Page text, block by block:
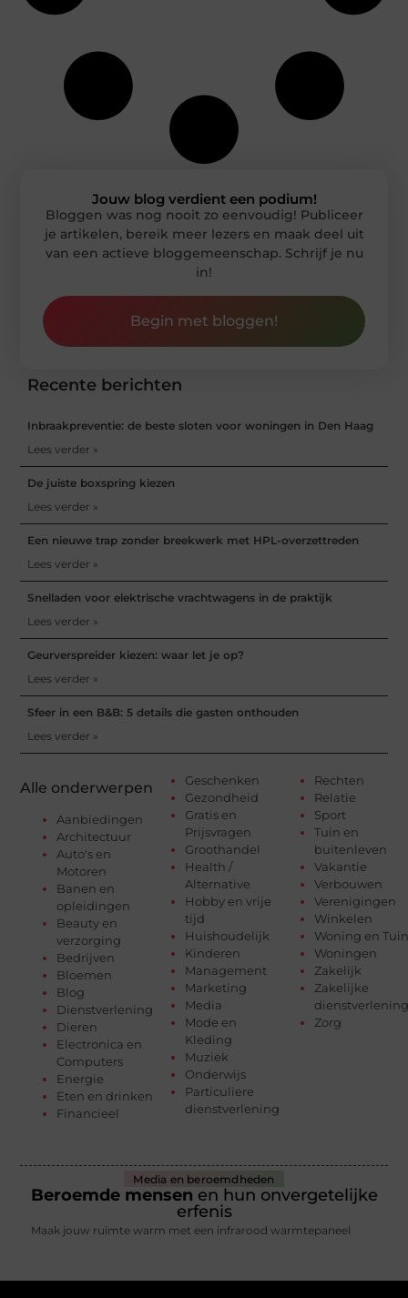
Alle onderwerpen
Aanbiedingen
Architectuur
Auto's en
Motoren
Banen en
opleidingen
Beauty en
verzorging
Bedrijven
Bloemen
Blog
Dienstverlening
Dieren
Electronica en
Computers
Energie
Eten en drinken
Financieel
Geschenken
Gezondheid
Gratis en
Prijsvragen
Groothandel
Health /
Alternative
Hobby en vrije
tijd
Huishoudelijk
Kinderen
Management
Marketing
Media
Mode en
Kleding
Muziek
Onderwijs
Particuliere
dienstverlening
Rechten
Relatie
Sport
Tuin en
buitenleven
Vakantie
Verbouwen
Verenigingen
Winkelen
Woning en Tuin
Woningen
Zakelijk
Zakelijke
dienstverlening
Zorg
Recente berichten
Inbraakpreventie: de beste sloten voor woningen in Den Haag
Lees verder »
De juiste boxspring kiezen
Lees verder »
Een nieuwe trap zonder breekwerk met HPL-overzettreden
Lees verder »
Snelladen voor elektrische vrachtwagens in de praktijk
Lees verder »
Geurverspreider kiezen: waar let je op?
Lees verder »
Sfeer in een B&B: 5 details die gasten onthouden
Lees verder »
Jouw blog verdient een podium!
Bloggen was nog nooit zo eenvoudig! Publiceer
je artikelen, bereik meer lezers en maak deel uit
van een actieve bloggemeenschap. Schrijf je nu
in!
Begin met bloggen!
Media en beroemdheden
Beroemde mensen en hun onvergetelijke
erfenis
Maak jouw ruimte warm met een infrarood warmtepaneel